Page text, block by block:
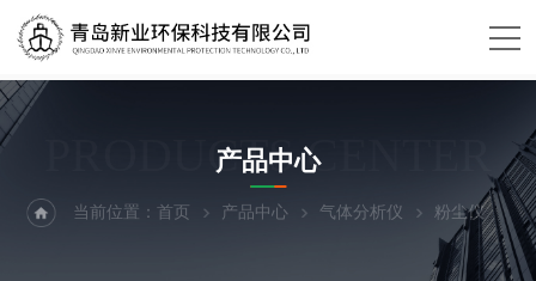
PRODUCTS CENTER
产品中心
当前位置：首页 产品中心 气体分析仪 粉尘仪